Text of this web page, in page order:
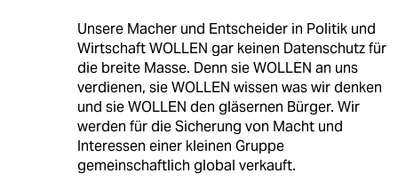
Unsere Macher und Entscheider in Politik und
Wirtschaft WOLLEN gar keinen Datenschutz für
die breite Masse. Denn sie WOLLEN an uns
verdienen, sie WOLLEN wissen was wir denken
und sie WOLLEN den gläsernen Bürger. Wir
werden für die Sicherung von Macht und
Interessen einer kleinen Gruppe
gemeinschaftlich global verkauft.